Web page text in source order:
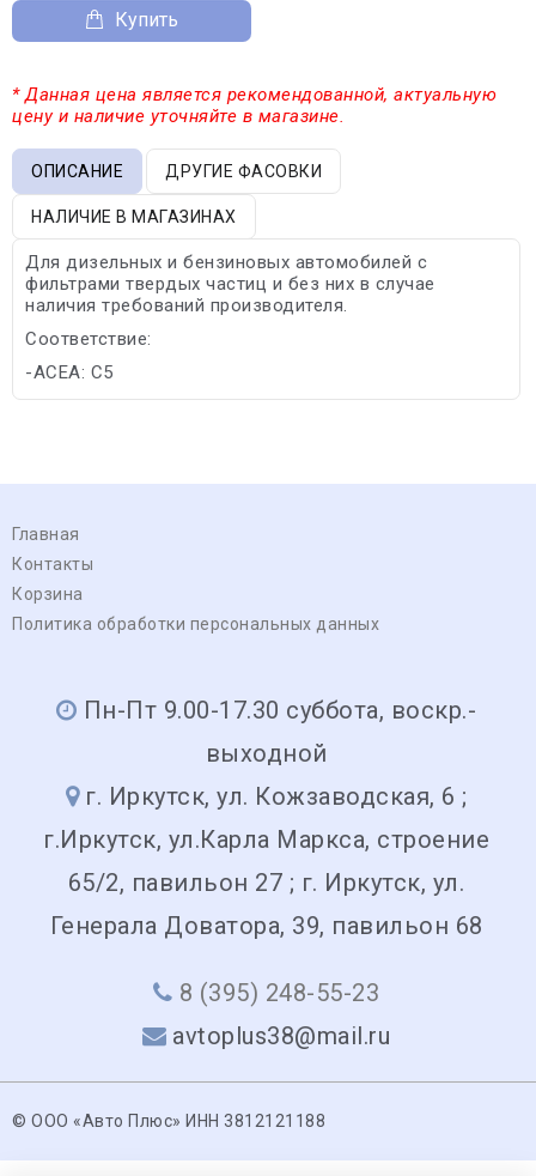
Купить
* Данная цена является рекомендованной, актуальную
цену и наличие уточняйте в магазине.
ОПИСАНИЕ ДРУГИЕ ФАСОВКИ
НАЛИЧИЕ В МАГАЗИНАХ
Для дизельных и бензиновых автомобилей с
фильтрами твердых частиц и без них в случае
наличия требований производителя.
Соответствие:
-ACEA: C5
Главная
Контакты
Корзина
Политика обработки персональных данных
Пн-Пт 9.00-17.30 суббота, воскр.-
выходной
г. Иркутск, ул. Кожзаводская, 6 ;
г.Иркутск, ул.Карла Маркса, строение
65/2, павильон 27 ; г. Иркутск, ул.
Генерала Доватора, 39, павильон 68
8 (395) 248-55-23
avtoplus38@mail.ru
© ООО «Авто Плюс» ИНН 3812121188